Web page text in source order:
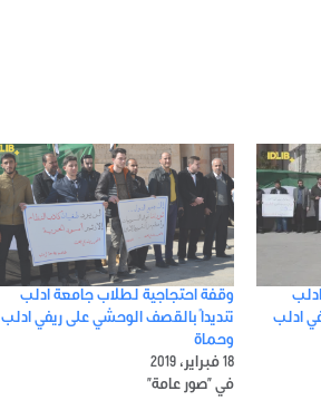
ادلب
وقفة احتجاجية لطلاب جامعة ادلب
تنديداً بالقصف الوحشي على ريفي ادلب
وحماة
18 فبراير، 2019
في "صور عامة"